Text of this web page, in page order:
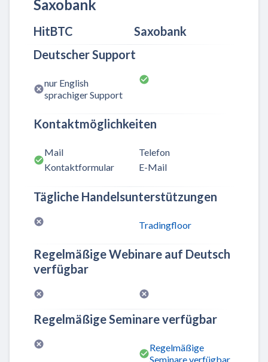
Saxobank
HitBTC
Saxobank
Deutscher Support
nur English
sprachiger Support
Kontaktmöglichkeiten
Mail
Kontaktformular
Telefon
E-Mail
Tägliche Handelsunterstützungen
Tradingfloor
Regelmäßige Webinare auf Deutsch
verfügbar
Regelmäßige Seminare verfügbar
Regelmäßige
Seminare verfügbar